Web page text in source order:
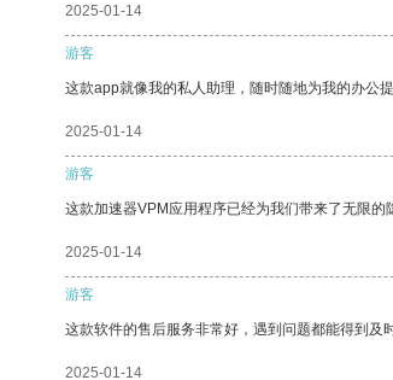
2025-01-14
游客
这款app就像我的私人助理，随时随地为我的办公
2025-01-14
游客
这款加速器VPM应用程序已经为我们带来了无限的
2025-01-14
游客
这款软件的售后服务非常好，遇到问题都能得到及
2025-01-14